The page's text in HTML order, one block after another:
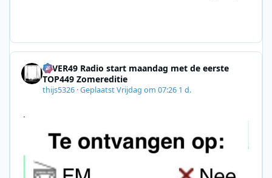
8F09201A140D&utm_source=SmartBrief
4EVER49 Radio start maandag met de eerste
TOP449 Zomereditie
thijs5326 ·GeplaatstVrijdag om 07:26 1 d.
.